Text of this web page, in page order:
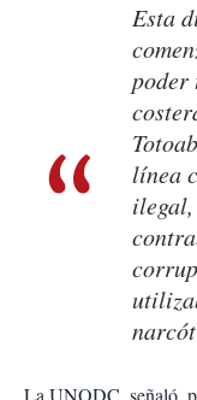
Esta
poder
línea
ilegal,
La UNODC, señaló,